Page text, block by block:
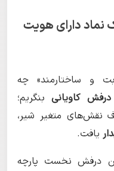
نماد دارای هویت
و ساختارمند» چه
درفش کاویانیبنگریم؛
نقش‌های متغیر شیر،
یافت.
درفش نخست پارچه